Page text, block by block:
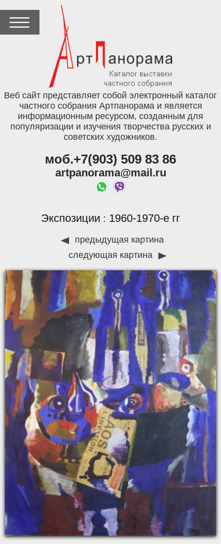
Веб сайт представляет собой электронный каталог
частного собрания Артпанорама и является
информационным ресурсом, созданным для
популяризации и изучения творчества русских и
советских художников.
моб.+7(903) 509 83 86
artpanorama@mail.ru
Экспозиции : 1960-1970-е гг
предыдущая картина
следующая картина